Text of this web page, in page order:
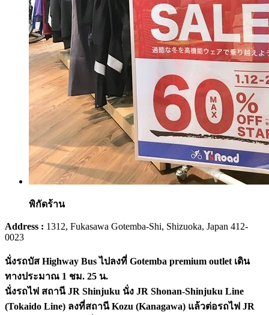
พิกัดร้าน
Address : 1312, Fukasawa Gotemba-Shi, Shizuoka, Japan 412-
0023
นั่งรถบัส Highway Bus ไปลงที่ Gotemba premium outlet เดิน
ทางประมาณ 1 ชม. 25 น.
นั่งรถไฟ สถานี JR Shinjuku นั่ง JR Shonan-Shinjuku Line
(Tokaido Line) ลงที่สถานี Kozu (Kanagawa) แล้วต่อรถไฟ JR